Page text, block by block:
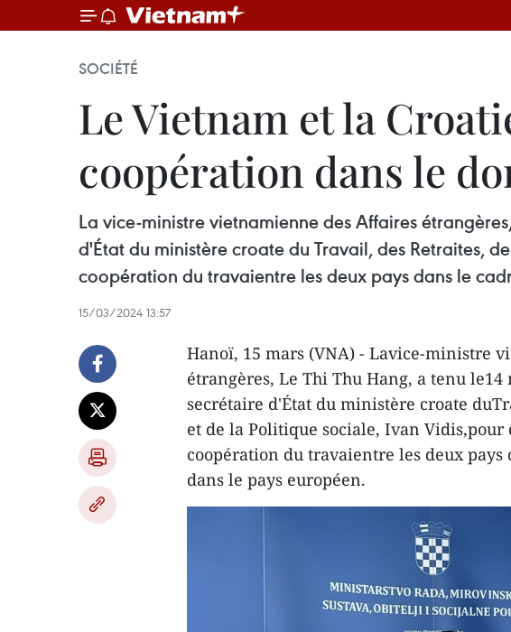
SOCIÉTÉ
Le Vietnam et la
coopération dans le
La vice-ministre vietnamienne des Affaires
d'État du ministère croate du Travail, des Retraites,
coopération du travaientre les deux pays dans le
15/03/2024 13:57
Hanoï, 15 mars (VNA) - Lavice-ministre
étrangères, Le Thi Thu Hang, a tenu
secrétaire d'État du ministère croate
et de la Politique sociale, Ivan
coopération du travaientre les deux
dans le pays européen.